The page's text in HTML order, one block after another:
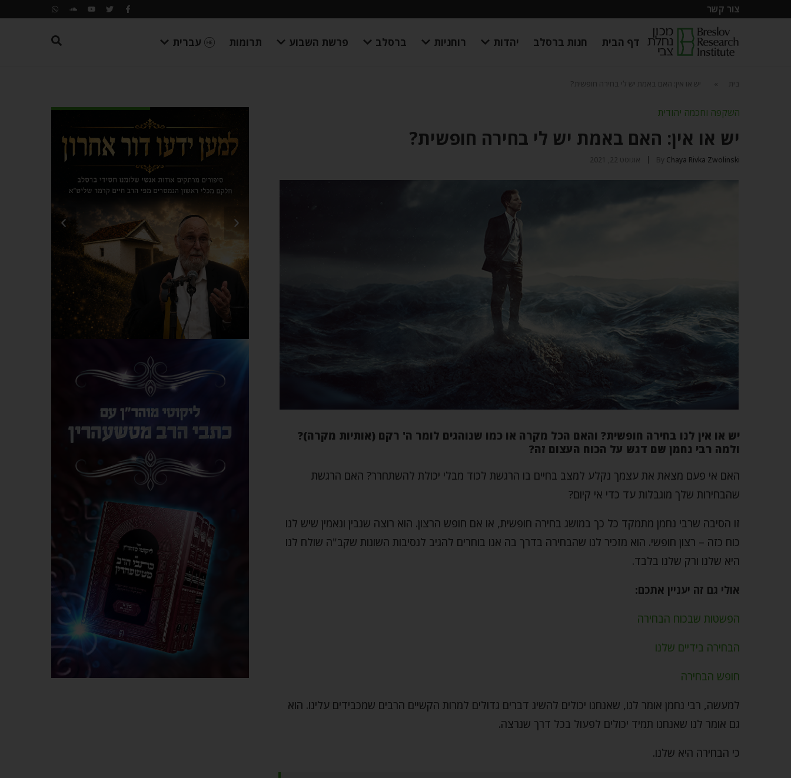
צור קשר
דף הבית חנות ברסלב יהדות רוחניות ברסלב פרשת השבוע תרומות עברית
בית יש או אין: האם באמת יש לי בחירה חופשית?
השקפה וחכמה יהודית
יש או אין: האם באמת יש לי בחירה חופשית?
By Chaya Rivka Zwolinski אוגוסט 22, 2021
יש או אין לנו בחירה חופשית? והאם הכל מקרה או כמו שנוהגים לומר ה' רקם (אותיות מקרה)?
ולמה רבי נחמן שם דגש על הכוח העצום זה?
האם אי פעם מצאת את עצמך נקלע למצב בחיים בו הרגשת לכוד מבלי יכולת להשתחרר? האם הרגשת
שהבחירות שלך מוגבלות עד כדי אי קיום?
זו הסיבה שרבי נחמן מתמקד כל כך במושג בחירה חופשית, או אם חופש הרצון. הוא רוצה שנבין ונאמין שיש לנו
כוח כזה – רצון חופשי. הוא מזכיר לנו שהבחירה בדרך בה אנו בוחרים להגיב לנסיבות השונות שקב"ה שולח לנו
היא שלנו ורק שלנו בלבד.
אולי גם זה יעניין אתכם:
הפשטות שבכוח הבחירה
הבחירה בידיים שלנו
חופש הבחירה
למעשה, רבי נחמן אומר לנו, שאנחנו יכולים להשיג דברים גדולים למרות הקשיים הרבים שמכבידים עלינו. הוא
גם אומר לנו שאנחנו תמיד יכולים לפעול בכל דרך שנרצה.
כי הבחירה היא שלנו.